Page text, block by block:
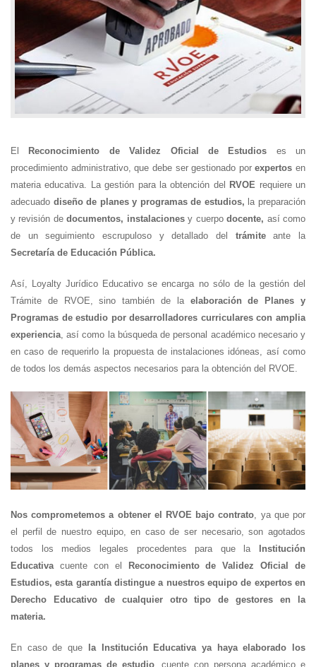
El Reconocimiento de Validez Oficial de Estudios es un
procedimiento administrativo, que debe ser gestionado porexpertos en
materia educativa. La gestión para la obtención del
RVOE requiere un
adecuado diseño de planes y programas de estudios, la preparación
y revisión dedocumentos, instalacionesy cuerpodocente, así como
de un seguimiento escrupuloso y detallado del trámiteante la
Secretaría de Educación Pública.
Así, Loyalty Jurídico Educativo se encarga no sólo de la gestión del
Trámite de RVOE, sino también de la elaboración de Planes y
Programas de estudio por desarrolladores curriculares con amplia
experiencia, así como la búsqueda de personal académico necesario y
en caso de requerirlo la propuesta de instalaciones idóneas, así como
de todos los demás aspectos necesarios para la obtención del RVOE.
Nos comprometemos a obtener el RVOE bajo contrato, ya que por
el perfil de nuestro equipo, en caso de ser necesario, son agotados
todos los medios legales procedentes para que la
Institución
Educativacuente con el
Reconocimiento de Validez Oficial de
Estudios, esta garantía distingue a nuestros equipo de expertos en
Derecho Educativo de cualquier otro tipo de gestores en la
materia.
En caso de que
la Institución Educativa ya haya elaborado los
planes y programas de estudio, cuente con persona académico e